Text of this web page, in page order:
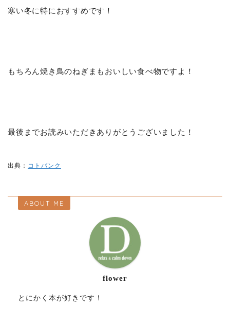
寒い冬に特におすすめです！
もちろん焼き鳥のねぎまもおいしい食べ物ですよ！
最後までお読みいただきありがとうございました！
出典： コトバンク
ABOUT ME
flower
とにかく本が好きです！